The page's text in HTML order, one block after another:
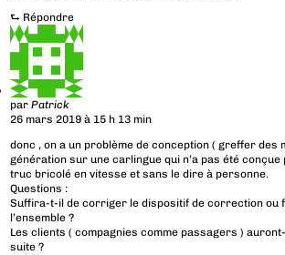
⮑ Répondre
parPatrick
26 mars 2019 à 15 h 13 min
donc , on a un problème de conception ( greffer des
génération sur une carlingue qui n’a pas été
truc bricolé en vitesse et sans le dire à personne.
Questions :
Suffira-t-il de corriger le dispositif de correction ou
l’ensemble ?
Les clients ( compagnies comme passagers )
suite ?